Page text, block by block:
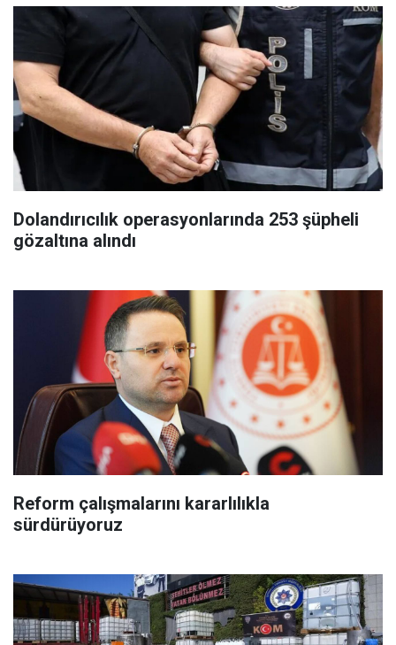
Dolandırıcılık operasyonlarında 253 şüpheli
gözaltına alındı
Reform çalışmalarını kararlılıkla
sürdürüyoruz